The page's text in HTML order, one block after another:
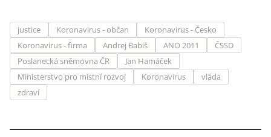
justice Koronavirus - občan
Koronavirus - Česko
Koronavirus - firma
Andrej Babiš ANO 2011
ČSSD
Poslanecká sněmovna ČR
Jan Hamáček
Ministerstvo pro místní rozvoj
Koronavirus
vláda
zdraví